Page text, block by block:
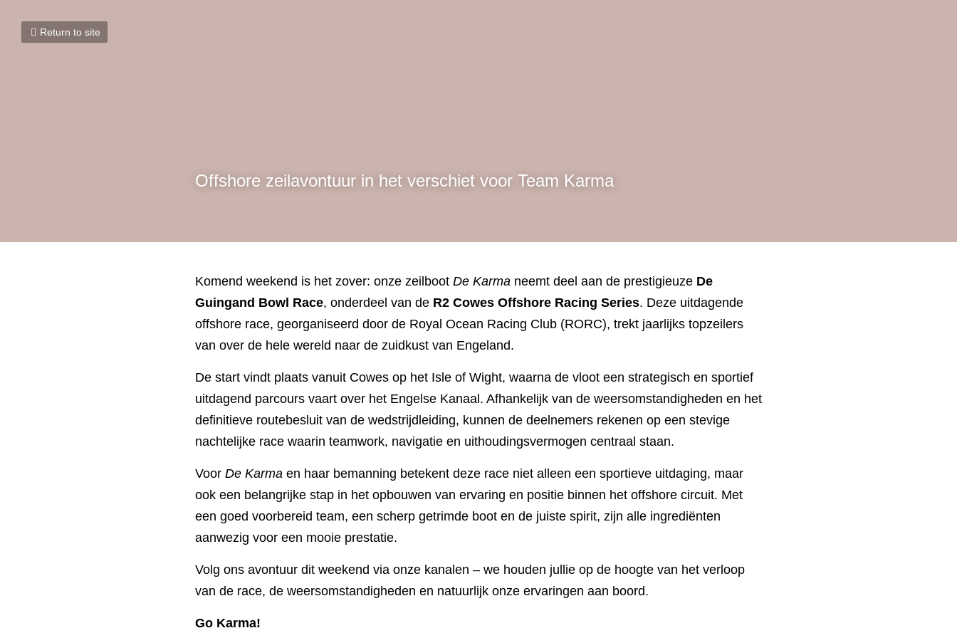
Return to site
Offshore zeilavontuur in het verschiet voor Team Karma
Komend weekend is het zover: onze zeilboot De Karma neemt deel aan de prestigieuze De Guingand
Bowl Race , onderdeel van de R2 Cowes Offshore Racing Series . Deze uitdagende offshore race,
georganiseerd door de Royal Ocean Racing Club (RORC), trekt jaarlijks topzeilers van over de hele
wereld naar de zuidkust van Engeland.
De start vindt plaats vanuit Cowes op het Isle of Wight, waarna de vloot een strategisch en sportief
uitdagend parcours vaart over het Engelse Kanaal. Afhankelijk van de weersomstandigheden en het
definitieve routebesluit van de wedstrijdleiding, kunnen de deelnemers rekenen op een stevige
nachtelijke race waarin teamwork, navigatie en uithoudingsvermogen centraal staan.
Voor De Karma en haar bemanning betekent deze race niet alleen een sportieve uitdaging, maar ook
een belangrijke stap in het opbouwen van ervaring en positie binnen het offshore circuit. Met een goed
voorbereid team, een scherp getrimde boot en de juiste spirit, zijn alle ingrediënten aanwezig voor een
mooie prestatie.
Volg ons avontuur dit weekend via onze kanalen – we houden jullie op de hoogte van het verloop van de
race, de weersomstandigheden en natuurlijk onze ervaringen aan boord.
Go Karma!